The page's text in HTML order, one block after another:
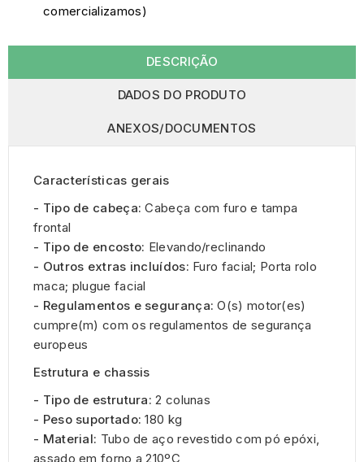
comercializamos)
DESCRIÇÃO
DADOS DO PRODUTO
ANEXOS/DOCUMENTOS
Características gerais
- Tipo de cabeça: Cabeça com furo e tampa
frontal
- Tipo de encosto: Elevando/reclinando
- Outros extras incluídos: Furo facial; Porta rolo
maca; plugue facial
- Regulamentos e segurança: O(s) motor(es)
cumpre(m) com os regulamentos de segurança
europeus
Estrutura e chassis
- Tipo de estrutura: 2 colunas
- Peso suportado: 180 kg
- Material: Tubo de aço revestido com pó epóxi,
assado em forno a 210ºC